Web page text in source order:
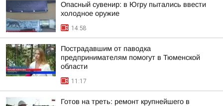
Опасный сувенир: в Югру пытались ввести
холодное оружие
14:58
Пострадавшим от паводка
предпринимателям помогут в Тюменской
области
11:17
Готов на треть: ремонт крупнейшего в